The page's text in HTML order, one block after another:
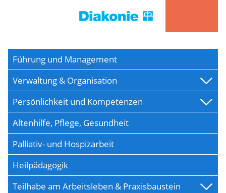
Führung und Management
Verwaltung & Organisation
Persönlichkeit und Kompetenzen
Altenhilfe, Pflege, Gesundheit
Palliativ- und Hospizarbeit
Heilpädagogik
Teilhabe am Arbeitsleben & Praxisbaustein